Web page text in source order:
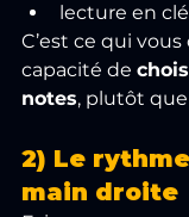
lecture en
C’est ce qui
capacité de
notes, plutôt
2) Le
main droite